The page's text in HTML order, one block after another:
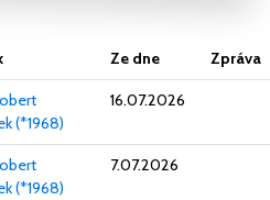
Ze dne Zpráva
(*1968)
16.07.2026
(*1968)
7.07.2026